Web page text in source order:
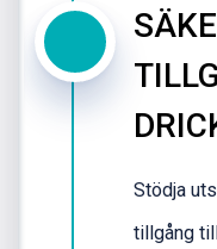
Stödja
tillgång